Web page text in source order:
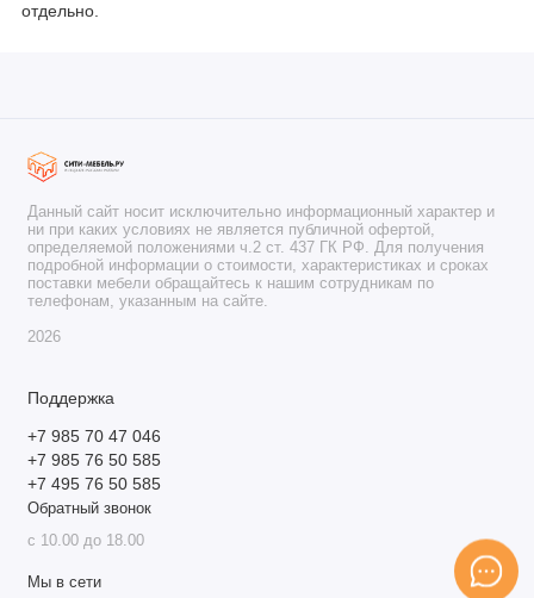
отдельно.
Данный сайт носит исключительно информационный характер и
ни при каких условиях не является публичной офертой,
определяемой положениями ч.2 ст. 437 ГК РФ. Для получения
подробной информации о стоимости, характеристиках и сроках
поставки мебели обращайтесь к нашим сотрудникам по
телефонам, указанным на сайте.
2026
Поддержка
+7 985 70 47 046
+7 985 76 50 585
+7 495 76 50 585
Обратный звонок
с 10.00 до 18.00
Мы в сети